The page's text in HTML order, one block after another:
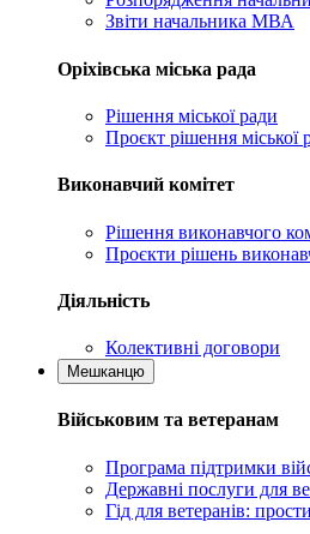
Звіти начальника МВА
Оріхівська міська рада
Рішення міської ради
Проєкт рішення міської
Виконавчий комітет
Рішення виконавчого
Проєкти рішень
Діяльність
Колективні договори
Мешканцю
Військовим та ветеранам
Програма підтримки
Державні послуги для
Гід для ветеранів: